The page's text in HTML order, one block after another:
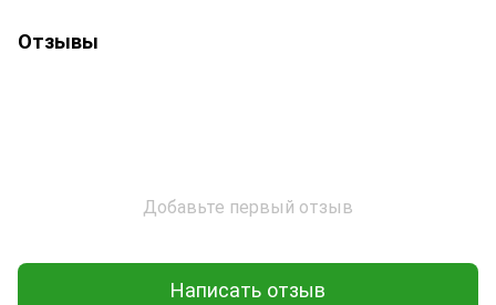
Отзывы
Добавьте первый отзыв
Написать отзыв